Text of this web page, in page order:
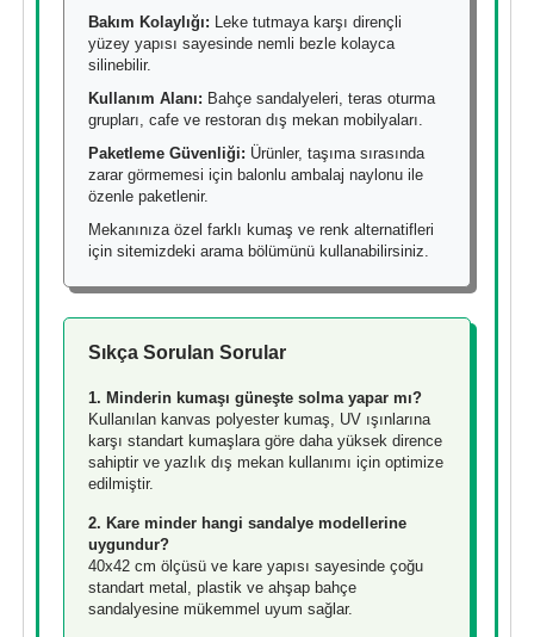
Bakım Kolaylığı: Leke tutmaya karşı dirençli
yüzey yapısı sayesinde nemli bezle kolayca
silinebilir.
Kullanım Alanı: Bahçe sandalyeleri, teras oturma
grupları, cafe ve restoran dış mekan mobilyaları.
Paketleme Güvenliği: Ürünler, taşıma sırasında
zarar görmemesi için balonlu ambalaj naylonu ile
özenle paketlenir.
Mekanınıza özel farklı kumaş ve renk alternatifleri
için sitemizdeki arama bölümünü kullanabilirsiniz.
Sıkça Sorulan Sorular
1. Minderin kumaşı güneşte solma yapar mı?
Kullanılan kanvas polyester kumaş, UV ışınlarına
karşı standart kumaşlara göre daha yüksek dirence
sahiptir ve yazlık dış mekan kullanımı için optimize
edilmiştir.
2. Kare minder hangi sandalye modellerine
uygundur?
40x42 cm ölçüsü ve kare yapısı sayesinde çoğu
standart metal, plastik ve ahşap bahçe
sandalyesine mükemmel uyum sağlar.